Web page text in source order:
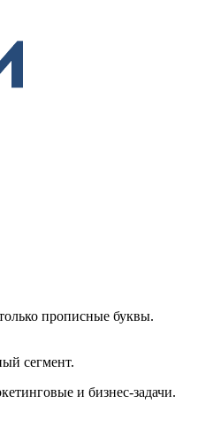
прописные буквы.
сегмент.
и бизнес-задачи.